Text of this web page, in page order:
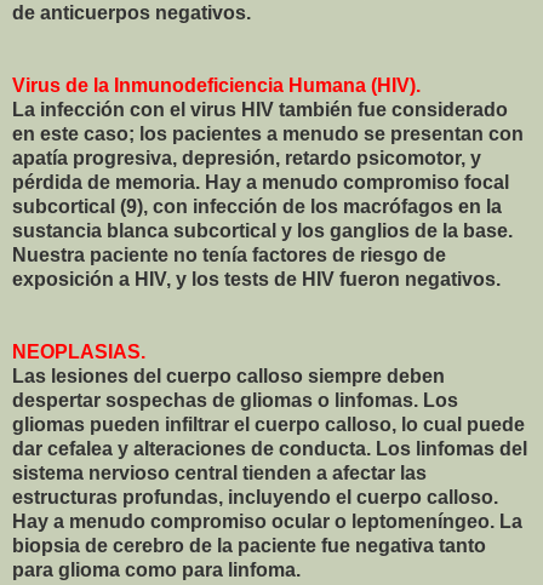
de anticuerpos negativos.
Virus de la Inmunodeficiencia Humana (HIV).
La infección con el virus HIV también fue considerado
en este caso; los pacientes a menudo se presentan con
apatía progresiva, depresión, retardo psicomotor, y
pérdida de memoria. Hay a menudo compromiso focal
subcortical (9), con infección de los macrófagos en la
sustancia blanca subcortical y los ganglios de la base.
Nuestra paciente no tenía factores de riesgo de
exposición a HIV, y los tests de HIV fueron negativos.
NEOPLASIAS.
Las lesiones del cuerpo calloso siempre deben
despertar sospechas de gliomas o linfomas. Los
gliomas pueden infiltrar el cuerpo calloso, lo cual puede
dar cefalea y alteraciones de conducta. Los linfomas del
sistema nervioso central tienden a afectar las
estructuras profundas, incluyendo el cuerpo calloso.
Hay a menudo compromiso ocular o leptomeníngeo. La
biopsia de cerebro de la paciente fue negativa tanto
para glioma como para linfoma.